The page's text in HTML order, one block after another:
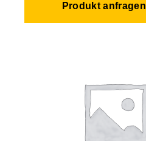
Produkt anfragen